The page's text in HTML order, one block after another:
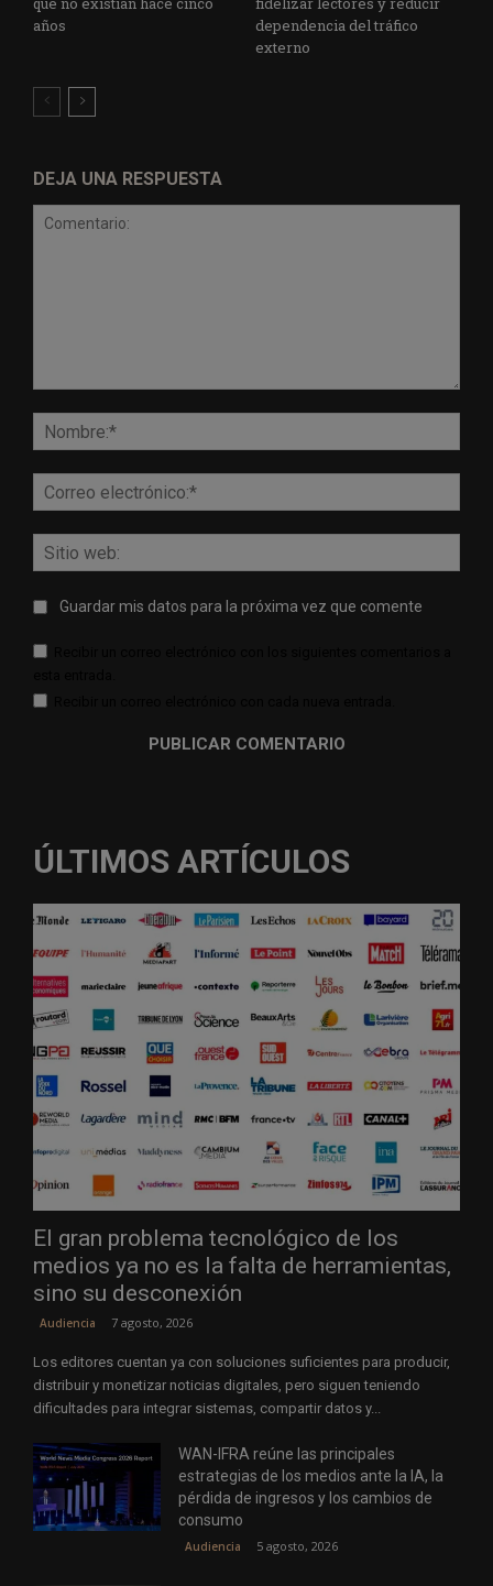
años
dependencia del tráfico
externo
DEJA UNA RESPUESTA
web:
Guardar mis datos para la próxima vez que comente
ÚLTIMOS ARTÍCULOS
El gran problema tecnológico de los
medios ya no es la falta de herramientas,
sino su desconexión
Audiencia 7 agosto, 2026
Los editores cuentan ya con soluciones suficientes para producir,
distribuir y monetizar noticias digitales, pero siguen teniendo
dificultades para integrar sistemas, compartir datos y...
WAN-IFRA reúne las principales
estrategias de los medios ante la IA, la
pérdida de ingresos y los cambios de
consumo
Audiencia 5 agosto, 2026